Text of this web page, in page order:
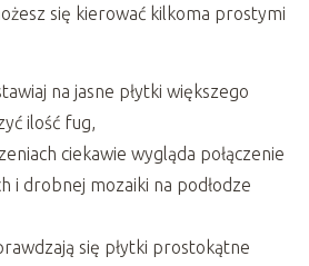
się kierować kilkoma prostymi
na jasne płytki większego
ilość fug,
ciekawie wygląda połączenie
i drobnej mozaiki na podłodze
się płytki prostokątne